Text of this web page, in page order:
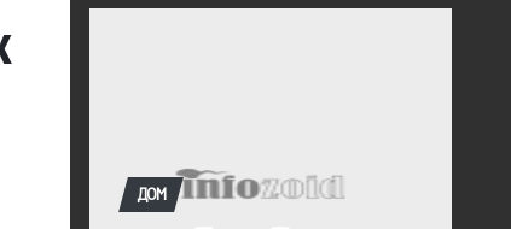
ДОМ